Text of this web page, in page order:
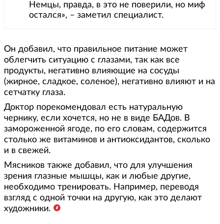
Немцы, правда, в это не поверили, но миф
остался», – заметил специалист.
Он добавил, что правильное питание может
облегчить ситуацию с глазами, так как все
продукты, негативно влияющие на сосуды
(жирное, сладкое, соленое), негативно влияют и на
сетчатку глаза.
Доктор порекомендовал есть натуральную
чернику, если хочется, но не в виде БАДов. В
замороженной ягоде, по его словам, содержится
столько же витаминов и антиоксидантов, сколько
и в свежей.
Мясников также добавил, что для улучшения
зрения глазные мышцы, как и любые другие,
необходимо тренировать. Например, переводя
взгляд с одной точки на другую, как это делают
художники.